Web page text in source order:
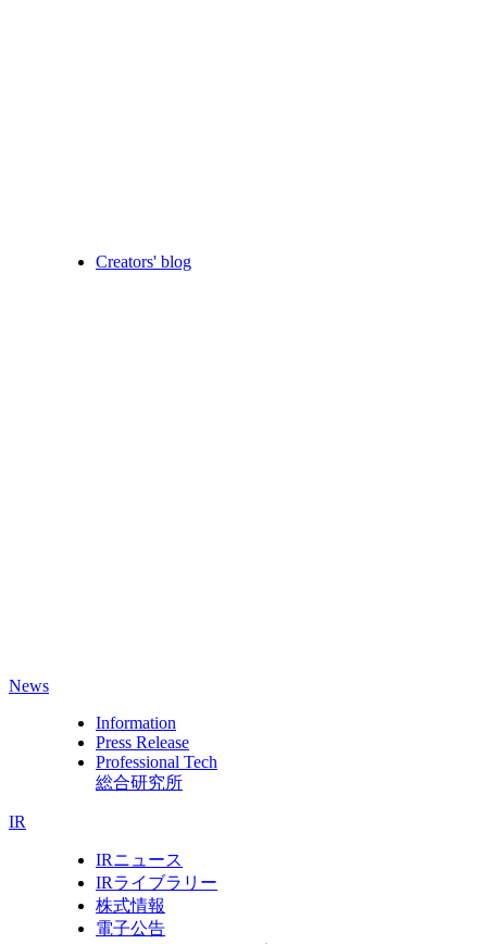
Creators' blog
News
Information
Press Release
Professional Tech
総合研究所
IR
IRニュース
IRライブラリー
株式情報
電子公告